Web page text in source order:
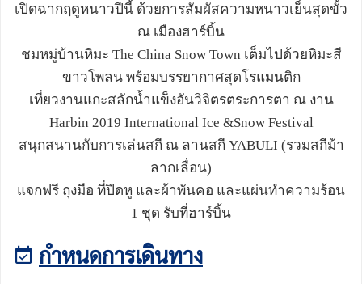
เปิดฉากฤดูหนาวปีนี้ ด้วยการสัมผัสความหนาวเย็นสุดขั้ว
ณ เมืองฮาร์บิ้น
ชมหมู่บ้านหิมะ The China Snow Town เต็มไปด้วยหิมะสี
ขาวโพลน พร้อมบรรยากาศสุดโรแมนติก
เที่ยวงานแกะสลักน้ำแข็งอันวิจิตรตระการตา ณ งาน
Harbin 2019 International Ice &Snow Festival
สนุกสนานกับการเล่นสกี ณ ลานสกี YABULI (รวมสกีม้า
ลากเลื่อน)
แจกฟรี ถุงมือ ที่ปิดหู และผ้าพันคอ และแผ่นทำความร้อน
1 ชุด รับที่ฮาร์บิ้น
กำหนดการเดินทาง